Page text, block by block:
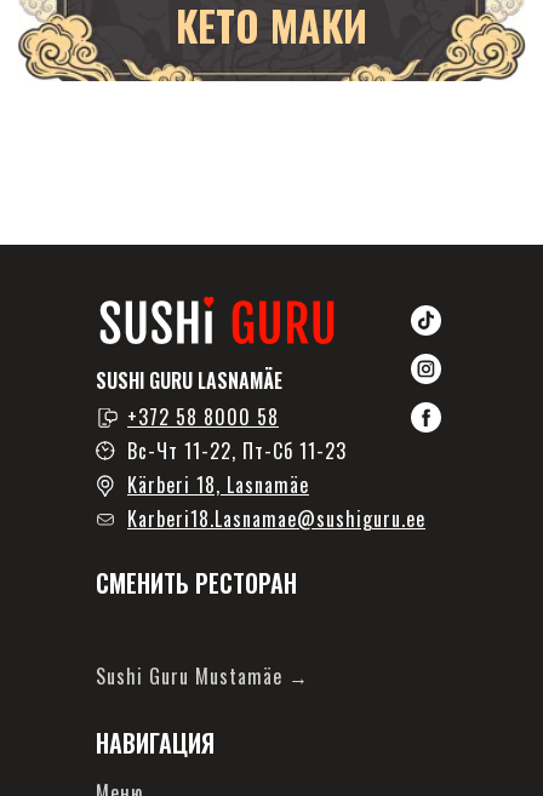
НАВИГАЦИЯ
Karberi18.Lasnamae@sushiguru.ee
+372 58 8000 58
Вс-Чт 11-22, Пт-Сб 11-23
Kärberi 18, Lasnamäe
SUSHI GURU LASNAMÄE
Sushi Guru Mustamäe →
СМЕНИТЬ РЕСТОРАН